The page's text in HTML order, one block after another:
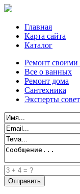
Главная
Карта сайта
Каталог
Ремонт своими
Все о ванных
Ремонт дома
Сантехника
Эксперты